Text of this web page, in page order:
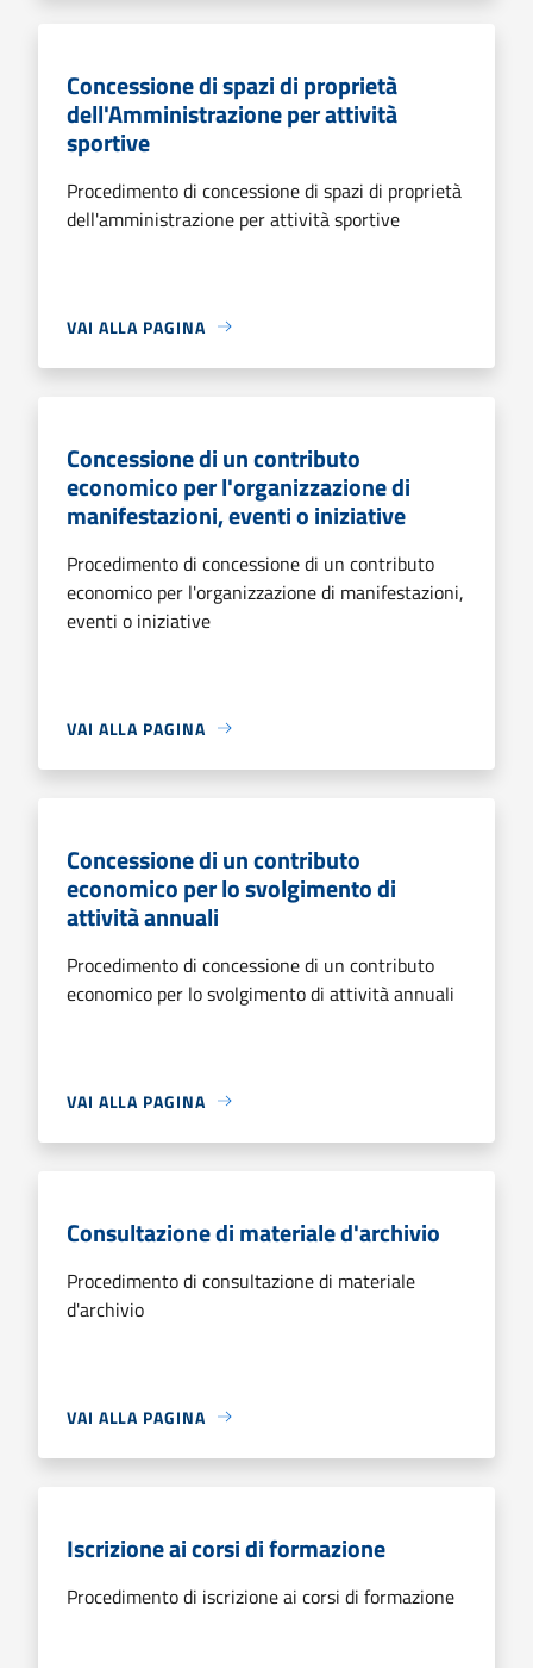
Concessione di spazi di proprietà
dell'Amministrazione per attività
sportive
Procedimento di concessione di spazi di proprietà
dell'amministrazione per attività sportive
VAI ALLA PAGINA
Concessione di un contributo
economico per l'organizzazione di
manifestazioni, eventi o iniziative
Procedimento di concessione di un contributo
economico per l'organizzazione di manifestazioni,
eventi o iniziative
VAI ALLA PAGINA
Concessione di un contributo
economico per lo svolgimento di
attività annuali
Procedimento di concessione di un contributo
economico per lo svolgimento di attività annuali
VAI ALLA PAGINA
Consultazione di materiale d'archivio
Procedimento di consultazione di materiale
d'archivio
VAI ALLA PAGINA
Iscrizione ai corsi di formazione
Procedimento di iscrizione ai corsi di formazione